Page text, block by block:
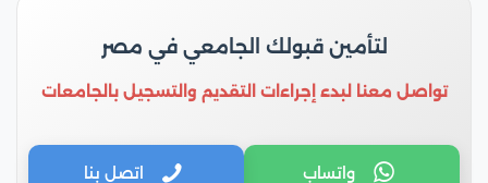
لتأمين قبولك الجامعي في مصر
تواصل معنا لبدء إجراءات التقديم والتسجيل بالجامعات
واتساب اتصل بنا